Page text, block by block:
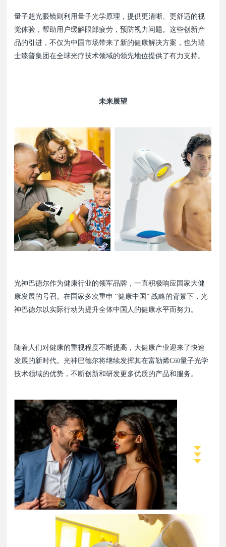
量子超光眼镜则利用量子光学原理，提供更清晰、更舒适的视
觉体验，帮助用户缓解眼部疲劳，预防视力问题。这些创新产
品的引进，不仅为中国市场带来了新的健康解决方案，也为瑞
士臻普集团在全球光疗技术领域的领先地位提供了有力支持。
未来展望
光神巴德尔作为健康行业的领军品牌，一直积极响应国家大健
康发展的号召。在国家多次重申 “健康中国” 战略的背景下，光
神巴德尔以实际行动为提升全体中国人的健康水平而努力。
随着人们对健康的重视程度不断提高，大健康产业迎来了快速
发展的新时代。光神巴德尔将继续发挥其在富勒烯C60量子光学
技术领域的优势，不断创新和研发更多优质的产品和服务。